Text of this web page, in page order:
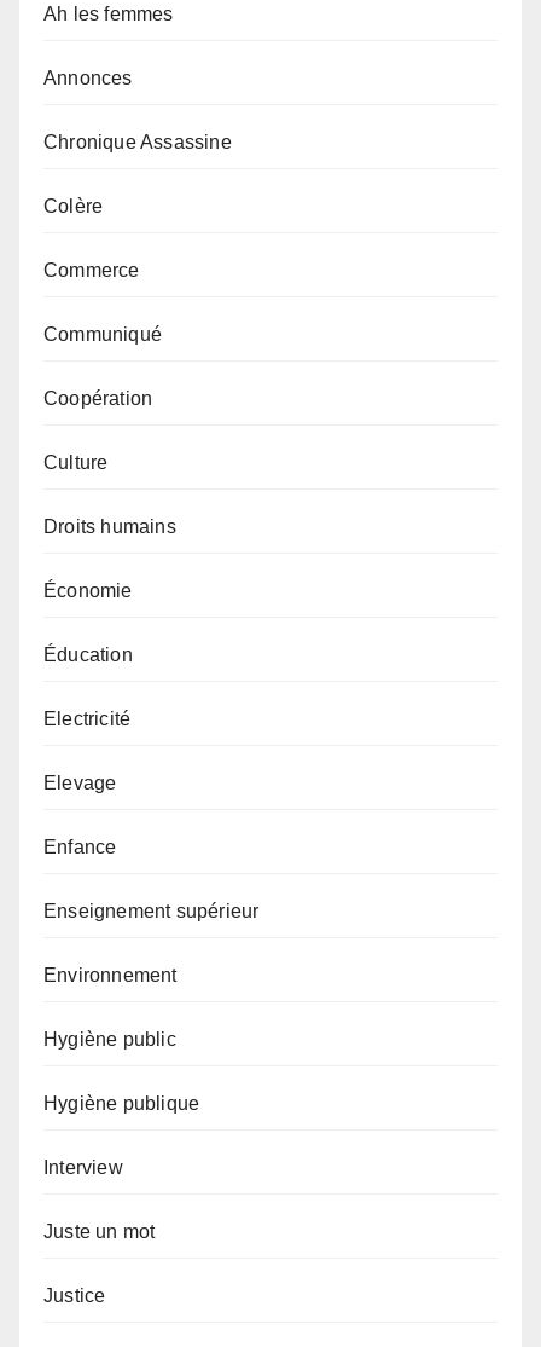
Ah les femmes
Annonces
Chronique Assassine
Colère
Commerce
Communiqué
Coopération
Culture
Droits humains
Économie
Éducation
Electricité
Elevage
Enfance
Enseignement supérieur
Environnement
Hygiène public
Hygiène publique
Interview
Juste un mot
Justice